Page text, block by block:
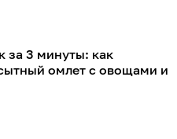
за 3 минуты: как
омлет с овощами и